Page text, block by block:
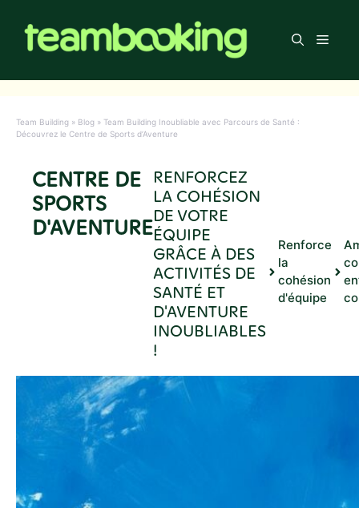
contenu
Menu
Team Building » Blog » Team Building Inoubliable avec Parcours de Santé :
Découvrez le Centre de Sports d’Aventure
CENTRE DE
SPORTS
D'AVENTURE
RENFORCEZ
LA COHÉSION
DE VOTRE
ÉQUIPE
GRÂCE À DES
ACTIVITÉS DE
SANTÉ ET
D'AVENTURE
INOUBLIABLES
!
Renforce
la
cohésion
d'équipe